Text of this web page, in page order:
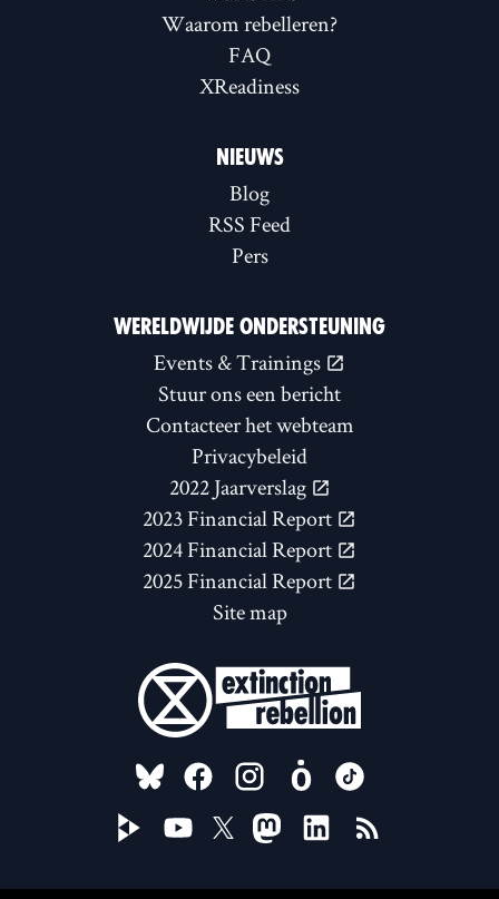
Waarom rebelleren?
FAQ
XReadiness
NIEUWS
Blog
RSS Feed
Pers
WERELDWIJDE ONDERSTEUNING
Events & Trainings
Stuur ons een bericht
Contacteer het webteam
Privacybeleid
2022 Jaarverslag
2023 Financial Report
2024 Financial Report
2025 Financial Report
Site map
FOLLOW US ON